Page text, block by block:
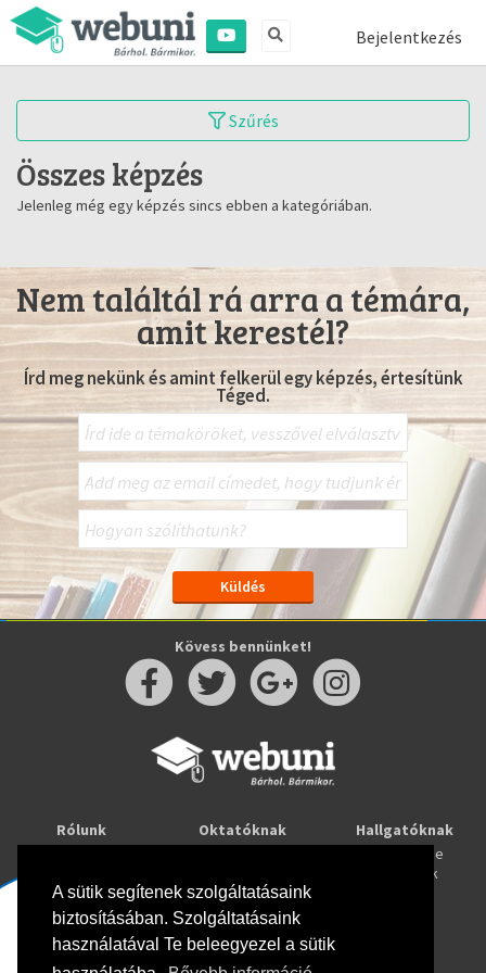
A sütik segítenek szolgáltatásaink
biztosításában. Szolgáltatásaink
használatával Te beleegyezel a sütik
Bejelentkezés
Szűrés
Összes képzés
Jelenleg még egy képzés sincs ebben a kategóriában.
Nem találtál rá arra a témára,
amit kerestél?
Írd meg nekünk és amint felkerül egy képzés, értesítünk
Téged.
Kövess bennünket!
Rólunk
Oktatóknak
Webuni Stúdió
Hallgatóknak
Tanulj online
Képzések
Info
Adatkezelési tájékoztató
ÁSZF